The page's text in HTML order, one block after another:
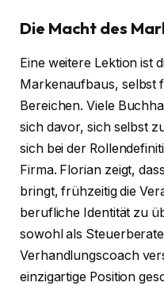
Die Macht des
Eine weitere Lektion ist
Markenaufbaus, selbst
Bereichen. Viele
sich davor, sich selbst
sich bei der
Firma. Florian zeigt,
bringt, frühzeitig die
berufliche Identität zu
sowohl als
Verhandlungscoach
einzigartige Position